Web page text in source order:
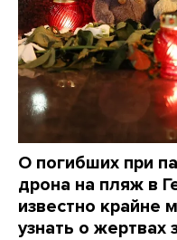
О погибших при
дрона на пляж в
известно крайне
узнать о жертвах